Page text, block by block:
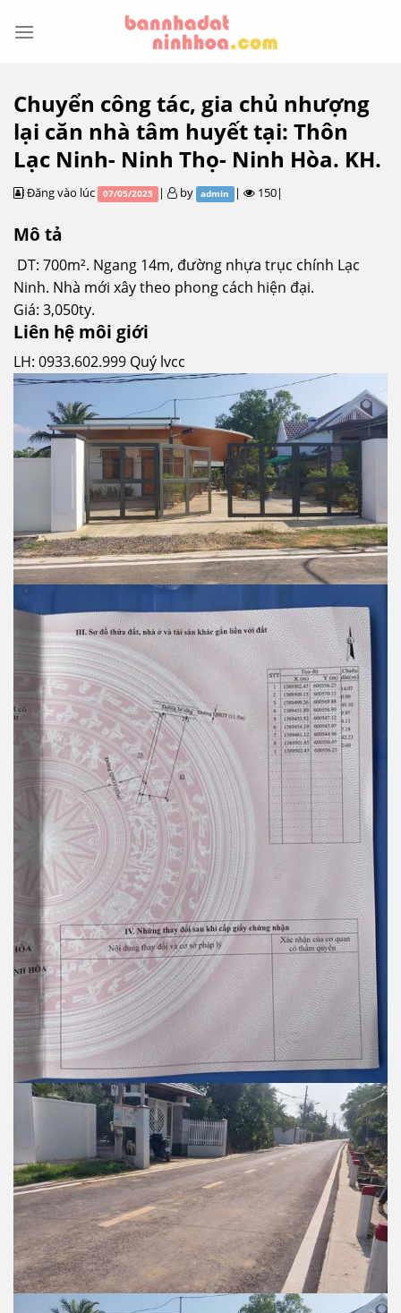
Chuyển công tác, gia chủ nhượng
lại căn nhà tâm huyết tại: Thôn
Lạc Ninh- Ninh Thọ- Ninh Hòa. KH.
Đăng vào lúc 07/05/2025 | by admin | 150|
Mô tả
DT: 700m². Ngang 14m, đường nhựa trục chính Lạc
Ninh. Nhà mới xây theo phong cách hiện đại.
Giá: 3,050ty.
Liên hệ môi giới
LH: 0933.602.999 Quý lvcc